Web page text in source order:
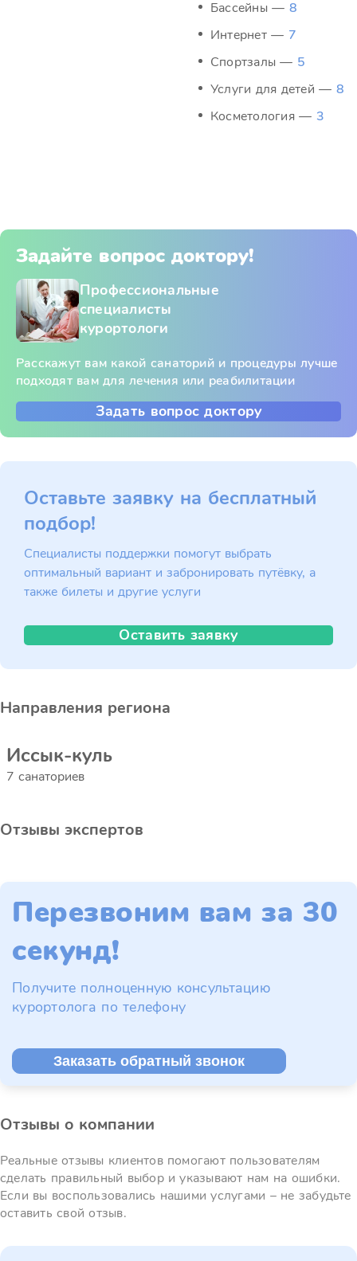
Бассейны — 8
Интернет — 7
Спортзалы — 5
Услуги для детей — 8
Косметология — 3
Задайте вопрос доктору!
Профессиональные
специалисты
курортологи
Расскажут вам какой санаторий и процедуры лучше
подходят вам для лечения или реабилитации
Задать вопрос доктору
Оставьте заявку на бесплатный
подбор!
Специалисты поддержки помогут выбрать
оптимальный вариант и забронировать путёвку, а
также билеты и другие услуги
Оставить заявку
Направления региона
Иссык-куль
7 санаториев
Отзывы экспертов
Перезвоним вам за 30
секунд!
Получите полноценную консультацию
курортолога по телефону
Заказать обратный звонок
Отзывы о компании
Реальные отзывы клиентов помогают пользователям
сделать правильный выбор и указывают нам на ошибки.
Если вы воспользовались нашими услугами – не забудьте
оставить свой отзыв.